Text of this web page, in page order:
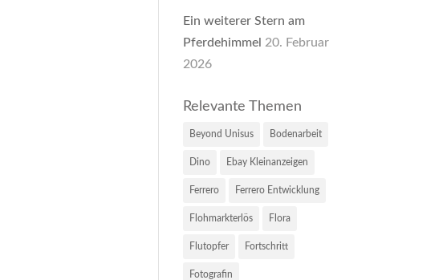
Ein weiterer Stern am
Pferdehimmel 20. Februar
2026
Relevante Themen
Beyond Unisus Bodenarbeit
Dino Ebay Kleinanzeigen
Ferrero Ferrero Entwicklung
Flohmarkterlös Flora
Flutopfer Fortschritt
Fotografin